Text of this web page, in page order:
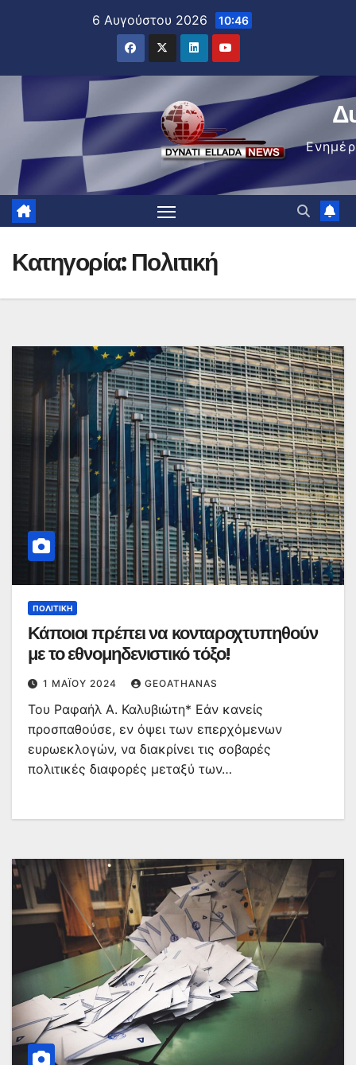
6 Αυγούστου 2026 10:46
Κατηγορία: Πολιτική
ΠΟΛΙΤΙΚΉ
Κάποιοι πρέπει να κονταροχτυπηθούν
με το εθνομηδενιστικό τόξο!
1 ΜΑΪ́ΟΥ 2024 GEOATHANAS
Του Ραφαήλ Α. Καλυβιώτη* Εάν κανείς
προσπαθούσε, εν όψει των επερχόμενων
ευρωεκλογών, να διακρίνει τις σοβαρές
πολιτικές διαφορές μεταξύ των…